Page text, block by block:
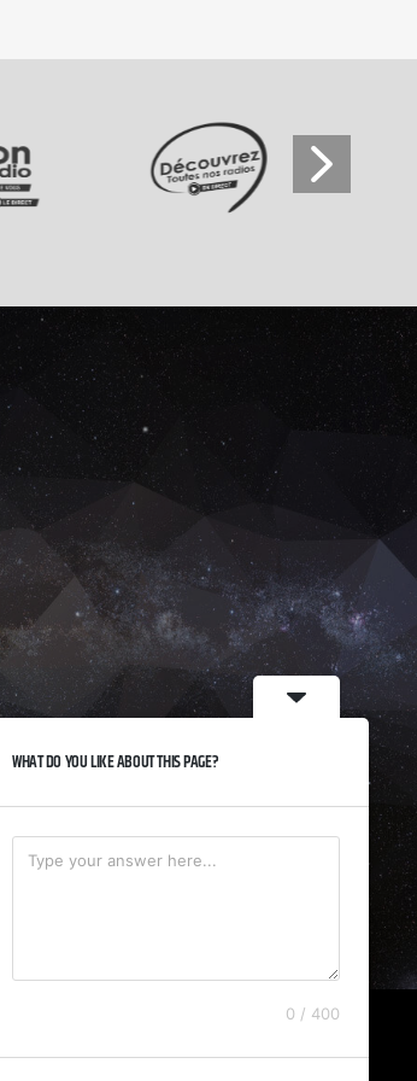
WHAT DO YOU LIKE ABOUT THIS PAGE?
0 / 400